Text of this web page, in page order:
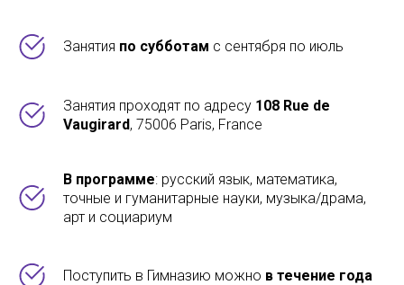
Занятия по субботам с сентября по июль
Занятия проходят по адресу 108 Rue de
Vaugirard, 75006 Paris, France
В программе: русский язык, математика,
точные и гуманитарные науки, музыка/драма,
арт и социариум
Поступить в Гимназию можно в течение года